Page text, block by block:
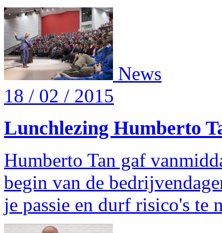
News
18 / 02 / 2015
Lunchlezing Humberto
Humberto Tan gaf
begin van de
je passie en durf risico's te